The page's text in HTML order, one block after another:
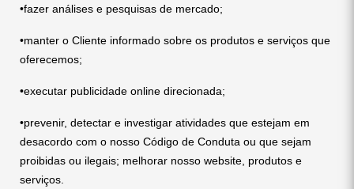
•fazer análises e pesquisas de mercado;
•manter o Cliente informado sobre os produtos e serviços que
oferecemos;
•executar publicidade online direcionada;
•prevenir, detectar e investigar atividades que estejam em
desacordo com o nosso Código de Conduta ou que sejam
proibidas ou ilegais; melhorar nosso website, produtos e
serviços.